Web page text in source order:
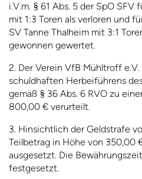
i.V.m. § 61 Abs. 5 der SpO
mit 1:3 Toren als verloren und
SV Tanne Thalheim mit 3:1
gewonnen gewertet.
2. Der Verein VfB Mühltroff
schuldhaften Herbeiführens
gemäß § 36 Abs. 6 RVO zu
800,00 € verurteilt.
3. Hinsichtlich der Geldstrafe
Teilbetrag in Höhe von 350,00
ausgesetzt. Die
festgesetzt.